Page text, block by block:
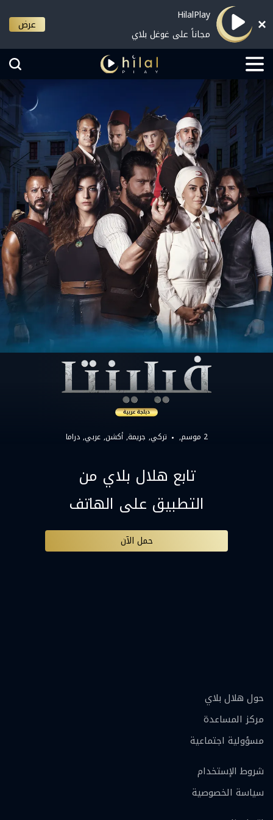
HilalPlay
مجاناً على غوغل بلاي
عرض
2 موسم, تركي جريمة أكشن عربي دراما
تابع هلال بلاي من
التطبيق على الهاتف
حمل الآن
حول هلال بلاي
مركز المساعدة
مسؤولية اجتماعية
شروط الإستخدام
سياسة الخصوصية